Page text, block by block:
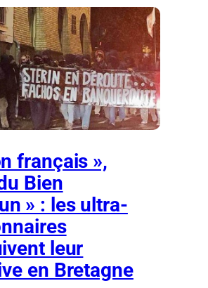
français »,
Bien
» : les ultra-
leur
en Bretagne